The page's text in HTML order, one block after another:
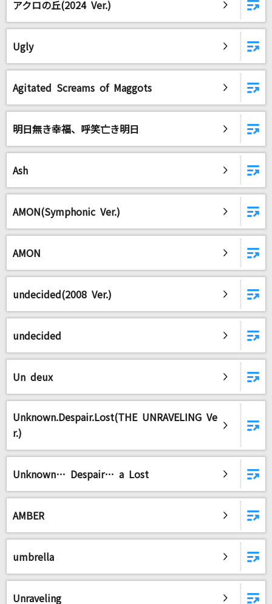
ひとりじゃない
DEEN
会いたくて 会いたくて
ゆずれない願い
田村直美
REVIVER
MY FIRST STORY
DAMに会員登録・ログインして
カラオケをもっと楽しもう！
自宅でカラオケ歌い放題！
家族や友達と一緒に！練習にも！
アクロの丘(2024 Ver.)
Ugly
Agitated Screams of Maggots
明日無き幸福、呼笑亡き明日
Ash
AMON(Symphonic Ver.)
AMON
undecided(2008 Ver.)
undecided
Un deux
Unknown.Despair.Lost(THE UNRAVELING Ve
r.)
Unknown… Despair… a Lost
AMBER
umbrella
Unraveling